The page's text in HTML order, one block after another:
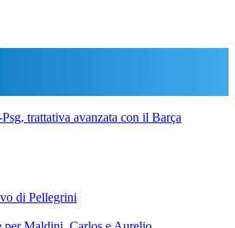
trattativa avanzata con il Barça
di Pellegrini